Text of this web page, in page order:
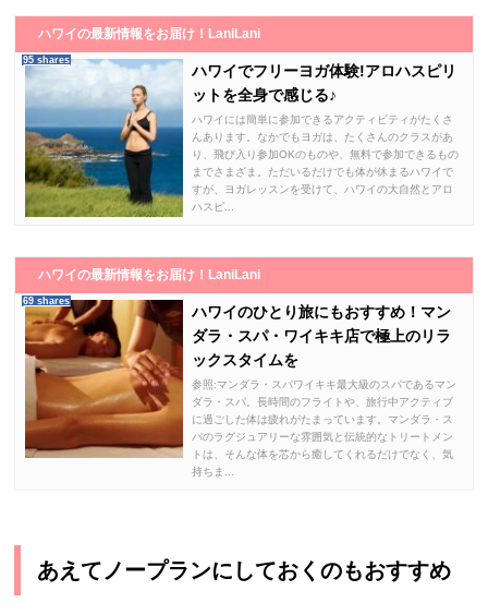
ハワイの最新情報をお届け！LaniLani
95 shares
ハワイでフリーヨガ体験!アロハスピリ
ットを全身で感じる♪
ハワイには簡単に参加できるアクティビティがたくさ
んあります。なかでもヨガは、たくさんのクラスがあ
り、飛び入り参加OKのものや、無料で参加できるもの
までさまざま。ただいるだけでも体が休まるハワイで
すが、ヨガレッスンを受けて、ハワイの大自然とアロ
ハスピ...
ハワイの最新情報をお届け！LaniLani
69 shares
ハワイのひとり旅にもおすすめ！マン
ダラ・スパ・ワイキキ店で極上のリラ
ックスタイムを
参照:マンダラ・スパワイキキ最大級のスパであるマン
ダラ・スパ。長時間のフライトや、旅行中アクティブ
に過ごした体は疲れがたまっています。マンダラ・ス
パのラグジュアリーな雰囲気と伝統的なトリートメン
トは、そんな体を芯から癒してくれるだけでなく、気
持ちま...
あえてノープランにしておくのもおすすめ